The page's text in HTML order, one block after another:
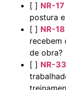
[ ] NR-
postura
[ ] NR-
recebem
de obra?
[ ] NR-